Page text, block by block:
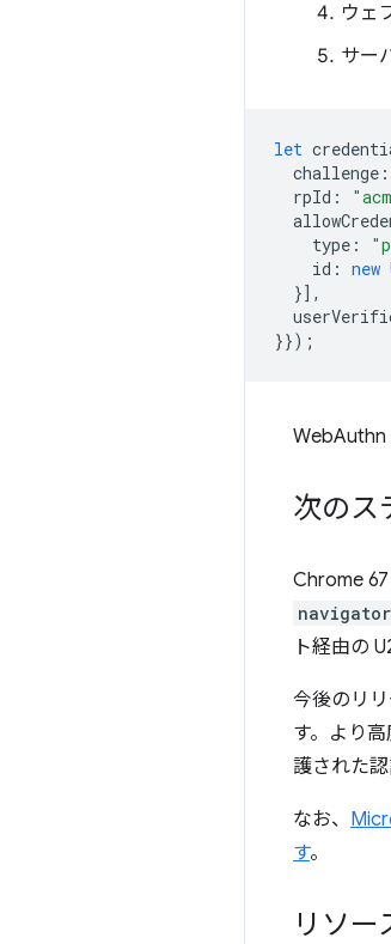
ウェ
サー
let
challenge :
rpId :
type :
id : new
}],
}});
WebAuthn
次のス
Chrome
ト経由の
今後のリ
す。より
護された
なお、
す。
リソー